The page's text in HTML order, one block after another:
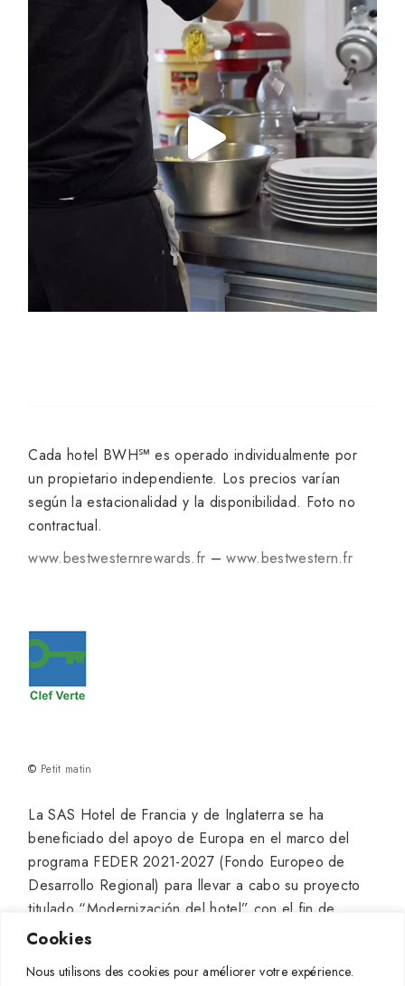
Cookies
Nous utilisons des cookies pour améliorer votre expérience.
Cada hotel BWH℠ es operado individualmente por
un propietario independiente. Los precios varían
según la estacionalidad y la disponibilidad. Foto no
contractual.
www.bestwesternrewards.fr –www.bestwestern.fr
© Petit matin
La SAS Hotel de Francia y de Inglaterra se ha
beneficiado del apoyo de Europa en el marco del
programa FEDER 2021-2027 (Fondo Europeo de
Desarrollo Regional) para llevar a cabo su proyecto
titulado “Modernización del hotel” con el fin de
disponer de un verdadero lugar de alta gama a
desarrollar su crecimiento.